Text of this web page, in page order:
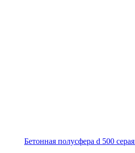
Бетонная полусфера d 500 серая